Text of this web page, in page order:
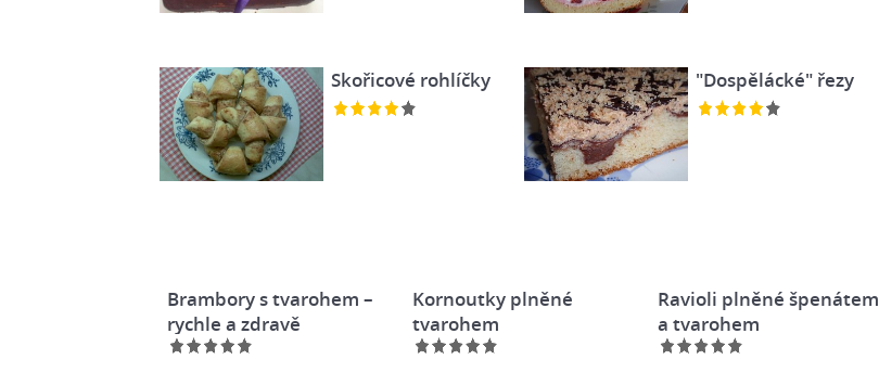
Skořicové rohlíčky "Dospělácké" řezy
Brambory s tvarohem –
rychle a zdravě
Kornoutky plněné
tvarohem
Ravioli plněné špenátem
a tvarohem